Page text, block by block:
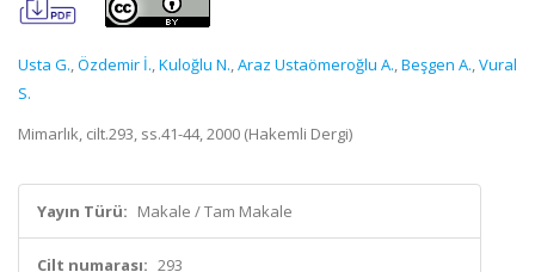
Usta G.,Özdemir İ.,Kuloğlu N.,Araz Ustaömeroğlu A.,Beşgen A.,Vural
S.
Mimarlık, cilt.293, ss.41-44, 2000 (Hakemli Dergi)
Yayın Türü: Makale / Tam Makale
Cilt numarası: 293